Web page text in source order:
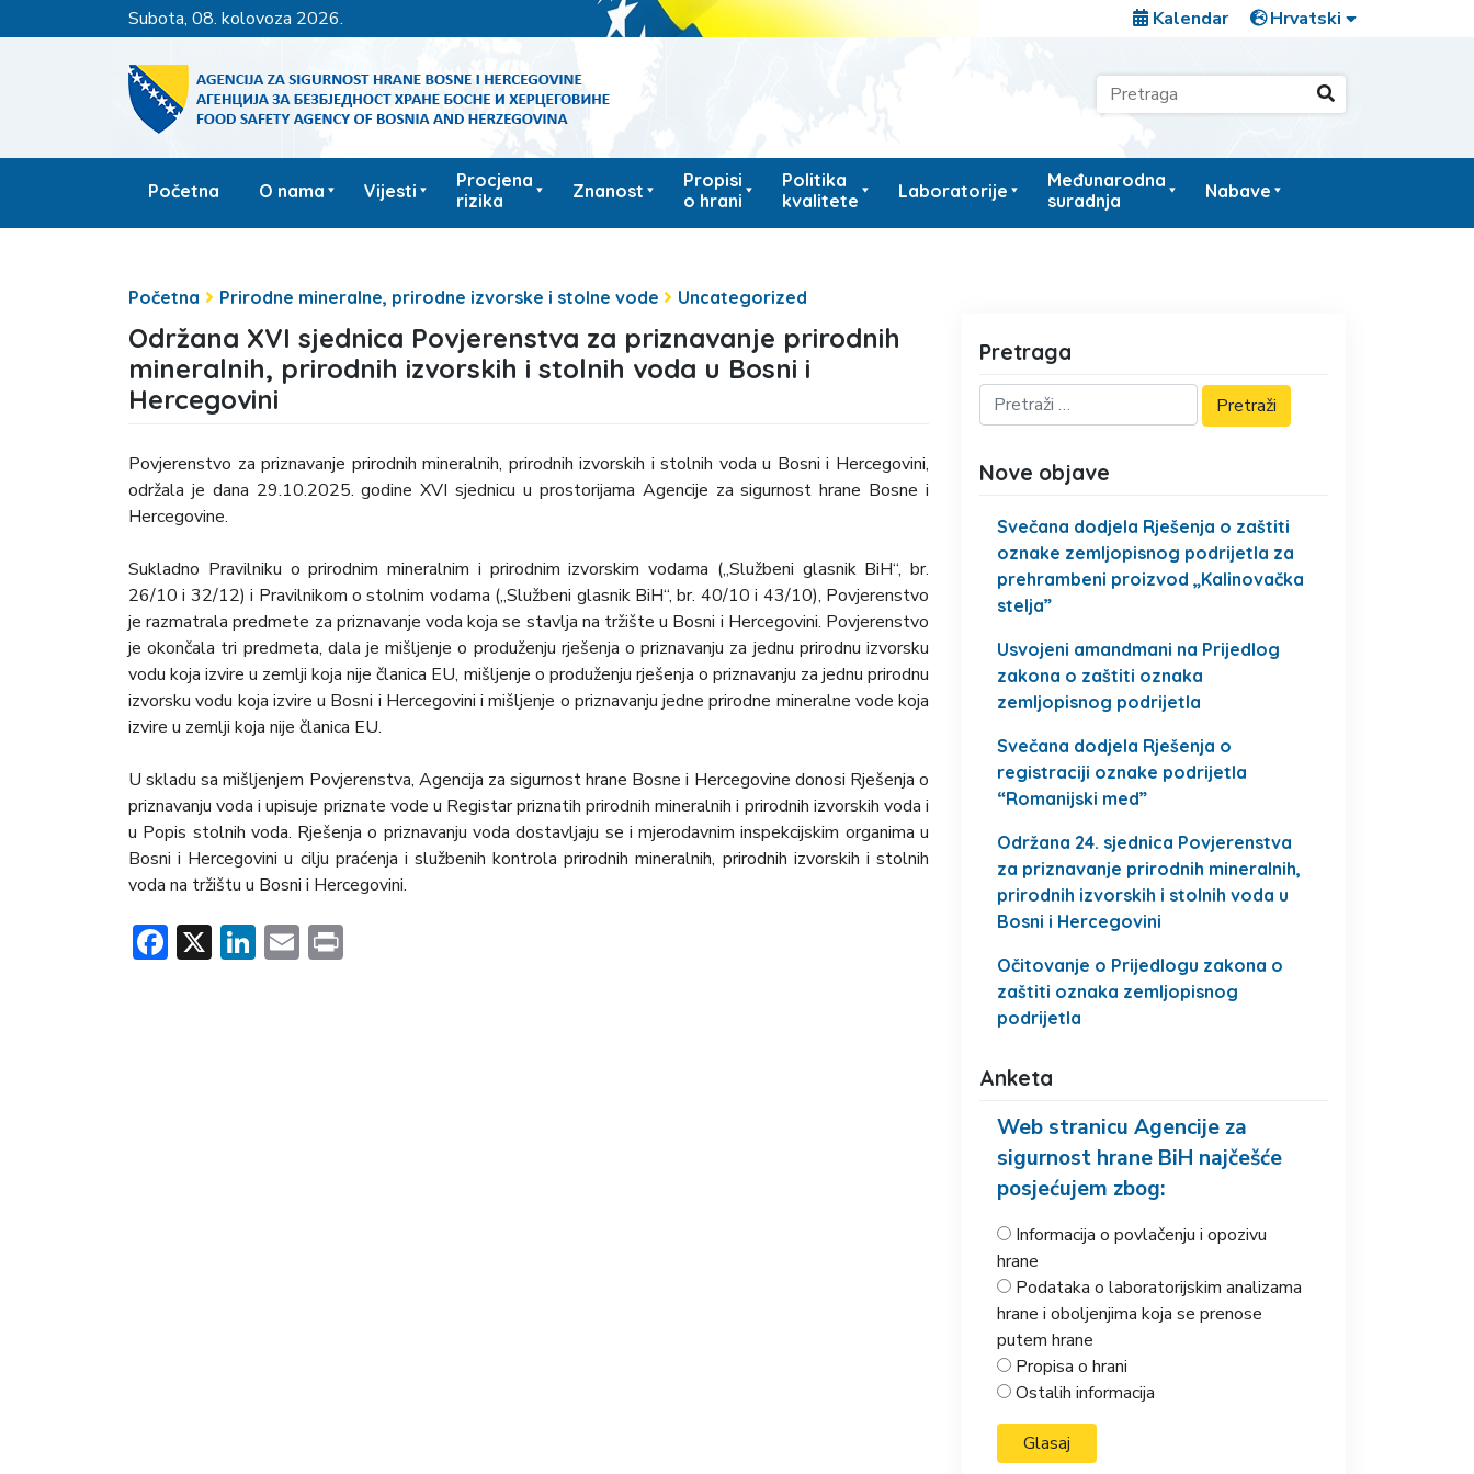
subota, 08. kolovoza 2026. Kalendar
Početna O nama Vijesti
Procjena
rizika
Znanost
Propisi
o hrani
Politika
kvalitete
Laboratorije
Međunarodna
suradnja
Nabave
Početna Prirodne mineralne, prirodne izvorske i stolne vode Uncategorized
Održana XVI sjednica Povjerenstva za priznavanje prirodnih
mineralnih, prirodnih izvorskih i stolnih voda u Bosni i
Hercegovini
Povjerenstvo za priznavanje prirodnih mineralnih, prirodnih izvorskih i stolnih voda u Bosni i Hercegovini,
održala je dana 29.10.2025. godine XVI sjednicu u prostorijama Agencije za sigurnost hrane Bosne i
Hercegovine.
Sukladno Pravilniku o prirodnim mineralnim i prirodnim izvorskim vodama („Službeni glasnik BiH“, br.
26/10 i 32/12) i Pravilnikom o stolnim vodama („Službeni glasnik BiH“, br. 40/10 i 43/10), Povjerenstvo
je razmatrala predmete za priznavanje voda koja se stavlja na tržište u Bosni i Hercegovini. Povjerenstvo
je okončala tri predmeta, dala je mišljenje o produženju rješenja o priznavanju za jednu prirodnu izvorsku
vodu koja izvire u zemlji koja nije članica EU, mišljenje o produženju rješenja o priznavanju za jednu prirodnu
izvorsku vodu koja izvire u Bosni i Hercegovini i mišljenje o priznavanju jedne prirodne mineralne vode koja
izvire u zemlji koja nije članica EU.
U skladu sa mišljenjem Povjerenstva, Agencija za sigurnost hrane Bosne i Hercegovine donosi Rješenja o
priznavanju voda i upisuje priznate vode u Registar priznatih prirodnih mineralnih i prirodnih izvorskih voda i
u Popis stolnih voda. Rješenja o priznavanju voda dostavljaju se i mjerodavnim inspekcijskim organima u
Bosni i Hercegovini u cilju praćenja i službenih kontrola prirodnih mineralnih, prirodnih izvorskih i stolnih
voda na tržištu u Bosni i Hercegovini.
Facebook
X LinkedIn
Email
Pretraga
Nove objave
Svečana dodjela Rješenja o zaštiti
oznake zemljopisnog podrijetla za
prehrambeni proizvod „Kalinovačka
stelja”
Usvojeni amandmani na Prijedlog
zakona o zaštiti oznaka
zemljopisnog podrijetla
Svečana dodjela Rješenja o
registraciji oznake podrijetla
“Romanijski med”
Održana 24. sjednica Povjerenstva
za priznavanje prirodnih mineralnih,
prirodnih izvorskih i stolnih voda u
Bosni i Hercegovini
Očitovanje o Prijedlogu zakona o
zaštiti oznaka zemljopisnog
podrijetla
Anketa
Web stranicu Agencije za
sigurnost hrane BiH najčešće
posjećujem zbog:
Informacija o povlačenju i opozivu
hrane
Podataka o laboratorijskim analizama
hrane i oboljenjima koja se prenose
putem hrane
Propisa o hrani
Ostalih informacija